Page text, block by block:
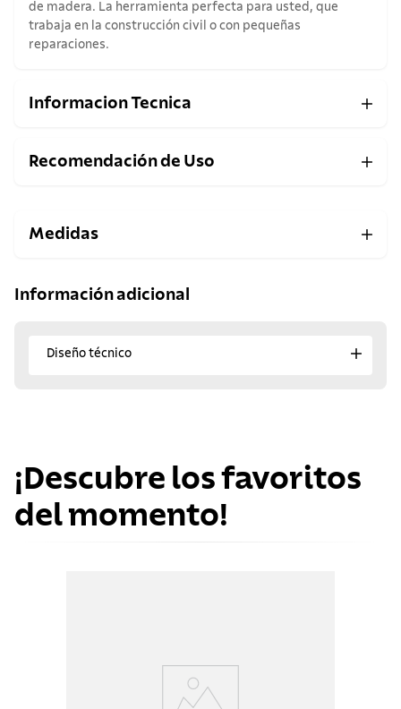
de madera. La herramienta perfecta para usted, que
trabaja en la construcción civil o con pequeñas
reparaciones.
Informacion Tecnica
Recomendación de Uso
Medidas
Información adicional
Diseño técnico
¡Descubre los favoritos
del momento!